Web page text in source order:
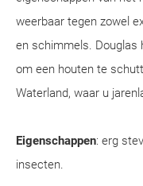
weerbaar tegen zowel
en schimmels.
om een houten te
Waterland, waar u
Eigenschappen: erg
insecten.